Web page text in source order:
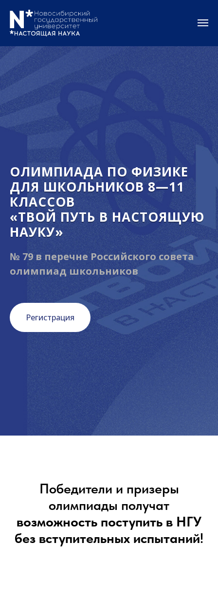
ОЛИМПИАДА ПО ФИЗИКЕ
ДЛЯ ШКОЛЬНИКОВ 8—11
КЛАССОВ
«ТВОЙ ПУТЬ В НАСТОЯЩУЮ
НАУКУ»
№ 79 в перечне Российского совета
олимпиад школьников
Регистрация
Победители и призеры
олимпиады получат
возможность поступить в НГУ
без вступительных испытаний!